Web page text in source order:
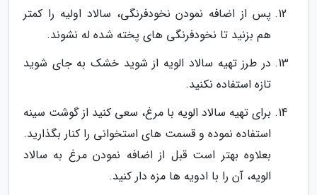
پس از اضافه نمودن نخودفرنگی، سالاد اولیه را کمتر
هم بزنید تا نخودفرنگی های پخته شده له نشوند.
در طرز تهیه سالاد الویه از شوید خشک به جای شوید
تازه استفاده نکنید.
برای تهیه سالاد الویه با مرغ، سعی کنید از گوشت سینه
استفاده نموده و قسمت های استخوانی را کنار بگذارید.
بعلاوه بهتر است قبل از اضافه نمودن مرغ به سالاد
الویه، آن را با ادویه ها مزه دار کنید.